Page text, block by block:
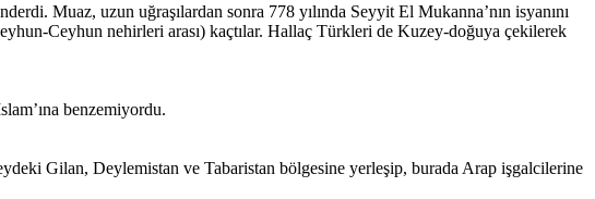
Muaz, uzun uğraşılardan sonra 778 yılında Seyyit El Mukanna’nın isyanını
Ceyhun nehirleri arası) kaçtılar. Hallaç Türkleri de Kuzey-doğuya çekilerek
benzemiyordu.
Gilan, Deylemistan ve Tabaristan bölgesine yerleşip, burada Arap işgalcilerine